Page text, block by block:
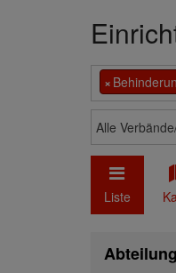
×
Alle
Liste